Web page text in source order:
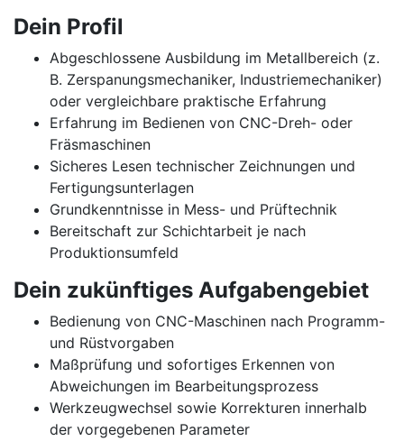
Dein Profil
Abgeschlossene Ausbildung im Metallbereich (z.
B. Zerspanungsmechaniker, Industriemechaniker)
oder vergleichbare praktische Erfahrung
Erfahrung im Bedienen von CNC-Dreh- oder
Fräsmaschinen
Sicheres Lesen technischer Zeichnungen und
Fertigungsunterlagen
Grundkenntnisse in Mess- und Prüftechnik
Bereitschaft zur Schichtarbeit je nach
Produktionsumfeld
Dein zukünftiges Aufgabengebiet
Bedienung von CNC-Maschinen nach Programm-
und Rüstvorgaben
Maßprüfung und sofortiges Erkennen von
Abweichungen im Bearbeitungsprozess
Werkzeugwechsel sowie Korrekturen innerhalb
der vorgegebenen Parameter